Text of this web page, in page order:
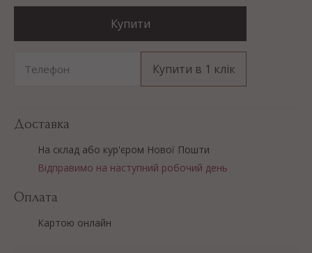
Купити
Телефон Купити в 1 клік
Доставка
На склад або кур'єром Нової Пошти
Відправимо на наступний робочий день
Оплата
Картою онлайн